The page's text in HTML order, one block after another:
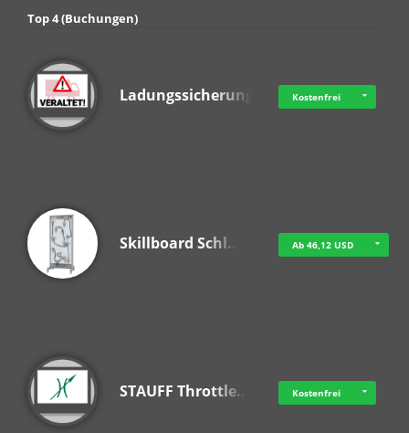
Top 4 (Buchungen)
Ladungssicherung Kostenfrei
Skillboard Schl… Ab 46,12 USD
STAUFF Throttle… Kostenfrei